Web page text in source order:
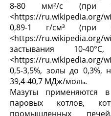
8-80 мм²/с (при
<https://ru.wikipedia.org/
0,89-1 г/см³ (при
<https://ru.wikipedia.org/
застывания 10-
<https://ru.wikipedia.org/
0,5-3,5%, золы до 0,3%,
39,4-40,7 МДж/моль.
Мазуты применяются
паровых котлов,
промышленных